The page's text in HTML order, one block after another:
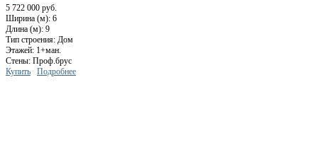
5 722 000 руб.
Ширина (м): 6
Длина (м): 9
Тип строения: Дом
Этажей: 1+ман.
Стены: Проф.брус
Купить
Подробнее